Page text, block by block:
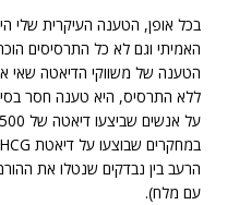
בכל אופן, הטענה העיקרית שלי
האמיתי וגם לא כל התרסיסים
הטענה של משווקי הדיאטה שאי
ללא התרסיס, היא טענה חסר
על אנשים שביצעו דיאטה של 500 קלוריות.
הרעב בין נבדקים שנטלו את
עם מלח).